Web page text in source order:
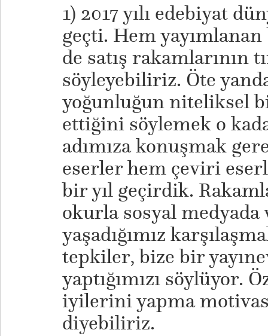
1) 2017 yılı edebiyat
geçti. Hem yayımlanan
de satış rakamlarının
söyleyebiliriz. Öte
yoğunluğun niteliksel
ettiğini söylemek o
adımıza konuşmak
eserler hem çeviri
bir yıl geçirdik.
okurla sosyal
yaşadığımız
tepkiler, bize bir
yaptığımızı söylüyor.
iyilerini yapma
diyebiliriz.